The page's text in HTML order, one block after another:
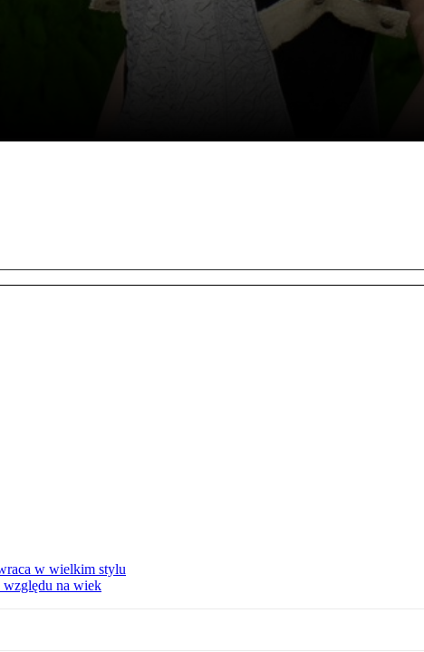
w wielkim stylu
względu na wiek